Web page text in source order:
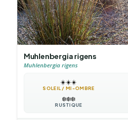
Muhlenbergia rigens
Muhlenbergia rigens
☀️☀️☀️
SOLEIL / MI-OMBRE
❄️❄️❄️
RUSTIQUE